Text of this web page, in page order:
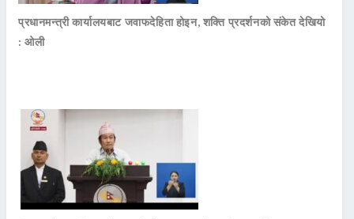
प्रधानमन्त्री कार्यालयबाट जवाफदेहिता होइन, शक्ति प्रदर्शनको संकेत देखियो
: ओली